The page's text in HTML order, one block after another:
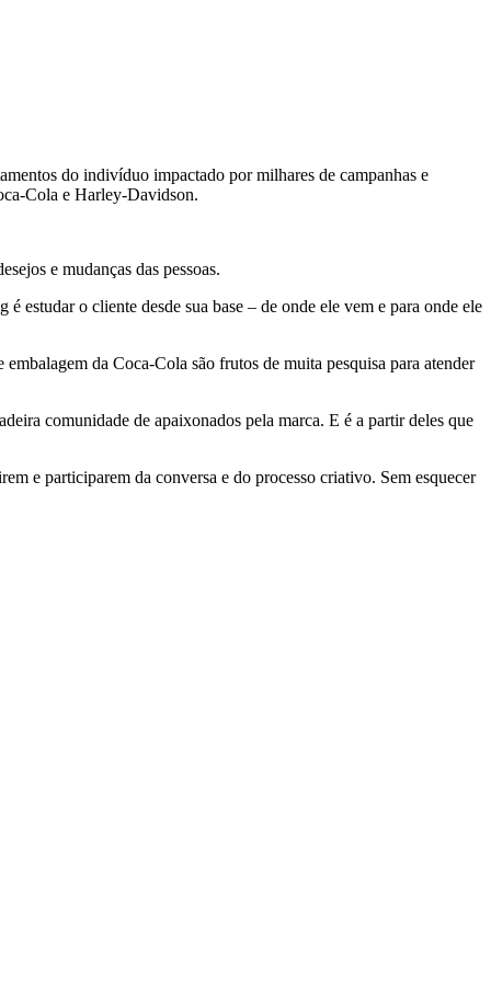
do indivíduo impactado por milhares de campanhas e
Cola e Harley-Davidson.
e mudanças das pessoas.
estudar o cliente desde sua base – de onde ele vem e para onde ele
da Coca-Cola são frutos de muita pesquisa para atender
comunidade de apaixonados pela marca. E é a partir deles que
e participarem da conversa e do processo criativo. Sem esquecer